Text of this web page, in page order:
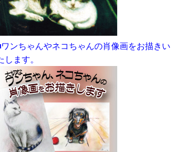
ンちゃんやネコちゃんの肖像画をお描きい
します。